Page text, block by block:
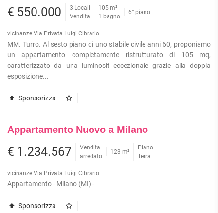
€ 550.000
3 Locali
Vendita
105 m²
1 bagno
6° piano
vicinanze Via Privata Luigi Cibrario
MM. Turro. Al sesto piano di uno stabile civile anni 60, proponiamo
un appartamento completamente ristrutturato di 105 mq,
caratterizzato da una luminosit eccezionale grazie alla doppia
esposizione...
Sponsorizza
Appartamento Nuovo a Milano
€ 1.234.567
Vendita
arredato
123 m²
Piano
Terra
vicinanze Via Privata Luigi Cibrario
Appartamento - Milano (MI) -
Sponsorizza